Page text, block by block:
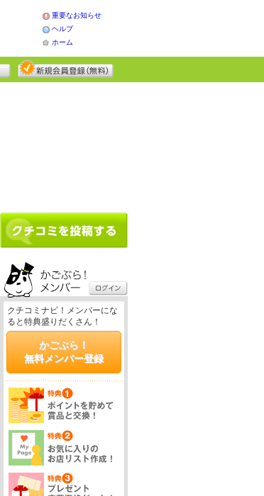
重要なお知らせ
ヘルプ
ホーム
クチコミナビ！メンバーにな
ると特典盛りだくさん！
かごぶら！
無料メンバー登録